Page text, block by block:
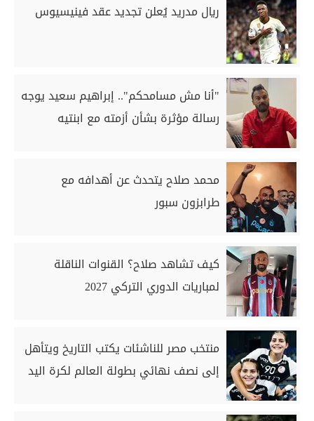
ريال مدريد يُعلن تجديد عقد فينيسيوس
"أنا مش مسامحكم".. إبراهيم سعيد يوجه
رسالة مؤثرة بشأن أزمته مع ابنتيه
محمد صلاح يتحدث عن أهدافه مع
طرابزون سبور
كيف تشاهد صلاح؟ القنوات الناقلة
لمباريات الدوري التركي 2027
منتخب مصر للناشئات يكتب التاريخ ويتأهل
إلى نصف نهائي بطولة العالم لكرة اليد